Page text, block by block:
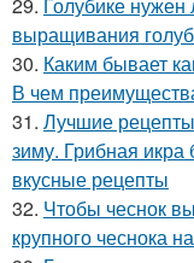
выращивания
30. Каким бывает
В чем
31. Лучшие
зиму. Грибная
вкусные рецепты
32. Чтобы чеснок
крупного чеснока